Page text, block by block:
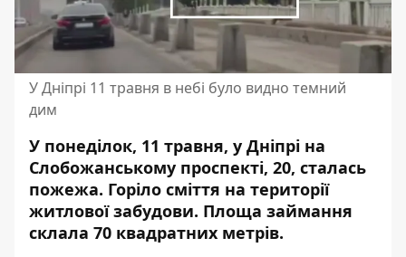
У Дніпрі 11 травня в небі було видно темний
дим
У понеділок, 11 травня, у Дніпрі на
Слобожанському проспекті, 20, сталась
пожежа. Горіло сміття на території
житлової забудови. Площа займання
склала 70 квадратних метрів.